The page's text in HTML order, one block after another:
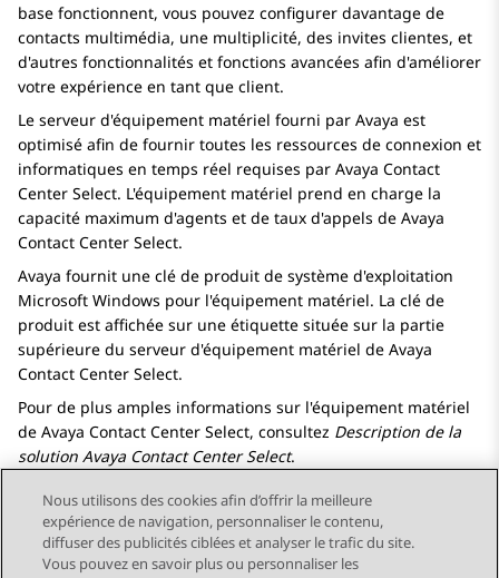
base fonctionnent, vous pouvez configurer davantage de
contacts multimédia, une multiplicité, des invites clientes, et
d'autres fonctionnalités et fonctions avancées afin d'améliorer
votre expérience en tant que client.
Le serveur d'équipement matériel fourni par Avaya est
optimisé afin de fournir toutes les ressources de connexion et
informatiques en temps réel requises par Avaya Contact
Center Select. L'équipement matériel prend en charge la
capacité maximum d'agents et de taux d'appels de Avaya
Contact Center Select.
Avaya fournit une clé de produit de système d'exploitation
Microsoft Windows pour l'équipement matériel. La clé de
produit est affichée sur une étiquette située sur la partie
supérieure du serveur d'équipement matériel de Avaya
Contact Center Select.
Pour de plus amples informations sur l'équipement matériel
de Avaya Contact Center Select, consultez Description de la
solution Avaya Contact Center Select.
Nous utilisons des cookies afin d’offrir la meilleure
expérience de navigation, personnaliser le contenu,
diffuser des publicités ciblées et analyser le trafic du site.
Vous pouvez en savoir plus ou personnaliser les